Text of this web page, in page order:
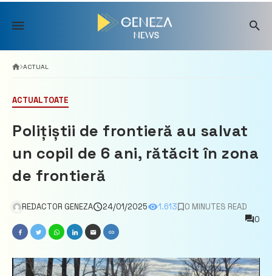
Skip
content
ACTUAL
ACTUALTOATE
Polițiștii de frontieră au salvat
un copil de 6 ani, rătăcit în zona
de frontieră
REDACTOR GENEZA 24/01/2025 1.613
0 MINUTES READ
0